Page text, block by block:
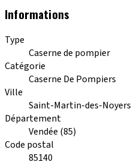
Informations
Type
Caserne de pompier
Catégorie
Caserne De Pompiers
Ville
Saint-Martin-des-Noyers
Département
Vendée (85)
Code postal
85140